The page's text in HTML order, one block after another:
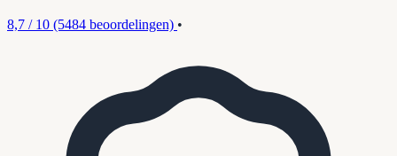
8,7 / 10 (5484 beoordelingen) •